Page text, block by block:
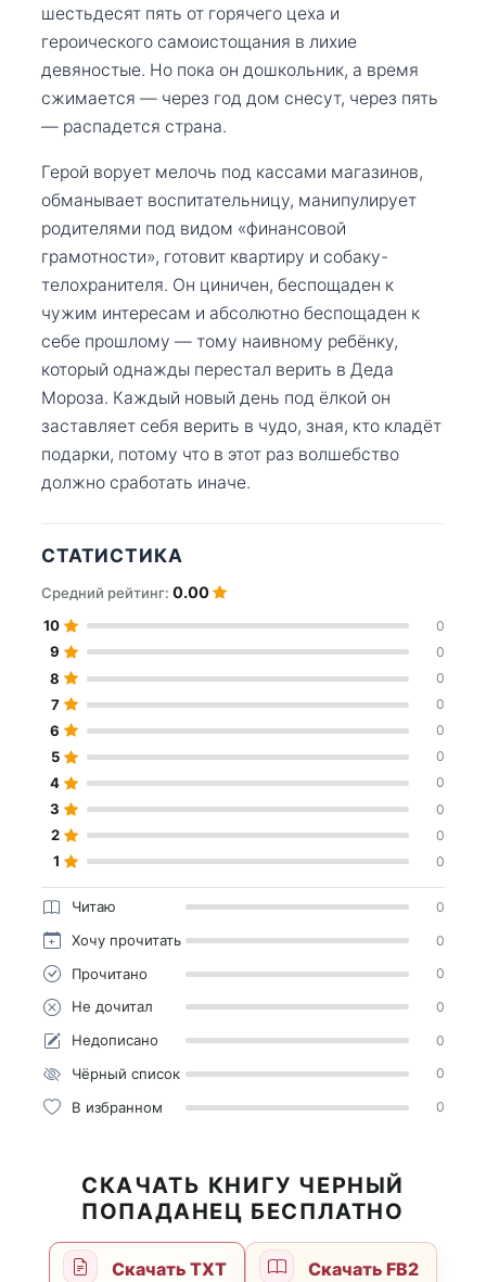
шестьдесят пять от горячего цеха и
героического самоистощания в лихие
девяностые. Но пока он дошкольник, а время
сжимается — через год дом снесут, через пять
— распадется страна.
Герой ворует мелочь под кассами магазинов,
обманывает воспитательницу, манипулирует
родителями под видом «финансовой
грамотности», готовит квартиру и собаку-
телохранителя. Он циничен, беспощаден к
чужим интересам и абсолютно беспощаден к
себе прошлому — тому наивному ребёнку,
который однажды перестал верить в Деда
Мороза. Каждый новый день под ёлкой он
заставляет себя верить в чудо, зная, кто кладёт
подарки, потому что в этот раз волшебство
должно сработать иначе.
СТАТИСТИКА
Средний рейтинг: 0.00
10 0
9 0
8 0
7 0
6 0
5 0
4 0
3 0
2 0
1 0
Читаю 0
Хочу прочитать 0
Прочитано 0
Не дочитал 0
Недописано 0
Чёрный список 0
В избранном 0
СКАЧАТЬ КНИГУ ЧЕРНЫЙ
ПОПАДАНЕЦ БЕСПЛАТНО
Скачать TXT Скачать FB2